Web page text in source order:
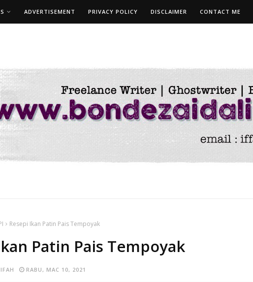
ADVERTISEMENT PRIVACY POLICY DISCLAIMER CONTACT ME
Resepi Ikan Patin Pais Tempoyak
Patin Pais Tempoyak
RABU, MAC 10, 2021